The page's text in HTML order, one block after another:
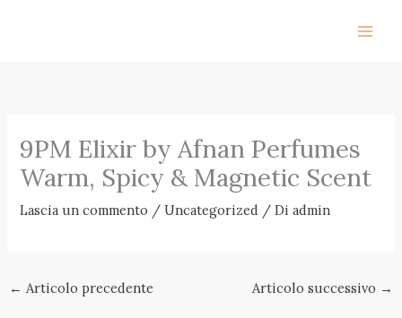
9PM Elixir by Afnan Perfumes
Warm, Spicy & Magnetic Scent
Lascia un commento /Uncategorized / Diadmin
← Articolo precedente Articolo successivo →